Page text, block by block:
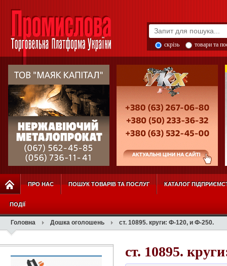
скрізь товари та
ПРО НАС ПОШУК ТОВАРІВ ТА ПОСЛУГ КАТАЛОГ
ПОДІЇ
Головна Дошка оголошень ст. 10895. круги: Ф-120, и Ф-250.
ст. 10895.